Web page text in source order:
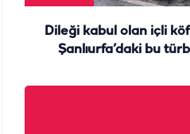
Dileği kabul olan içli
Şanlıurfa’daki bu